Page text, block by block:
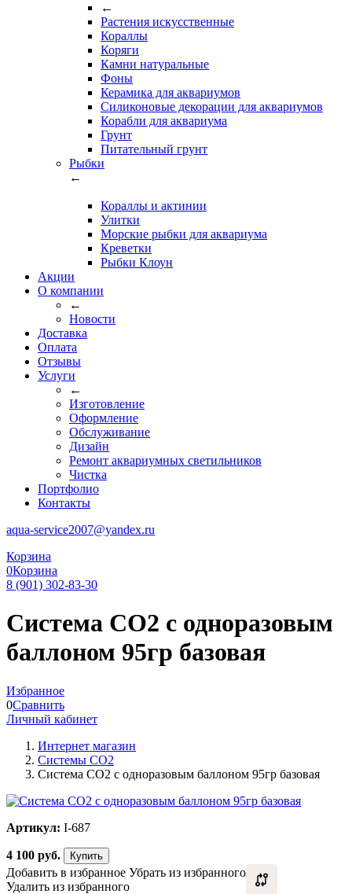
←
Растения искусственные
Кораллы
Коряги
Камни натуральные
Фоны
Керамика для аквариумов
Силиконовые декорации для аквариумов
Корабли для аквариума
Грунт
Питательный грунт
Рыбки
←
Кораллы и актинии
Улитки
Морские рыбки для аквариума
Креветки
Рыбки Клоун
Акции
О компании
←
Новости
Доставка
Оплата
Отзывы
Услуги
←
Изготовление
Оформление
Обслуживание
Дизайн
Ремонт аквариумных светильников
Чистка
Портфолио
Контакты
aqua-service2007@yandex.ru
Корзина
0Корзина
8 (901) 302-83-30
Система СО2 с одноразовым
баллоном 95гр базовая
Избранное
0Сравнить
Личный кабинет
Интернет магазин
Системы CO2
Система СО2 с одноразовым баллоном 95гр базовая
Артикул: I-687
4 100 руб. Купить
Добавить в избранное Убрать из избранного
Удалить из избранного